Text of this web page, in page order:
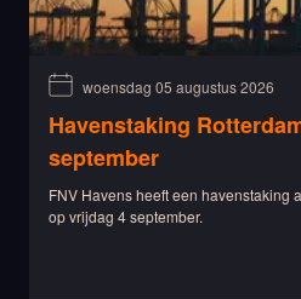
woensdag 05 augustus 2026
Havenstaking
september
FNV Havens heeft een havenstaking
op vrijdag 4 september.